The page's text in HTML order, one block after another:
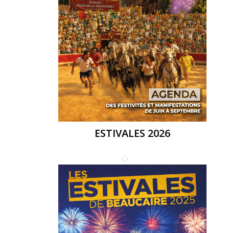
ESTIVALES 2026